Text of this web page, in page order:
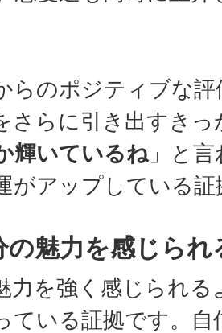
らのポジティブな
さらに引き出すき
輝いているね 」と
がアップしている証
の魅力を感じら
力を強く感じられ
ている証拠です。